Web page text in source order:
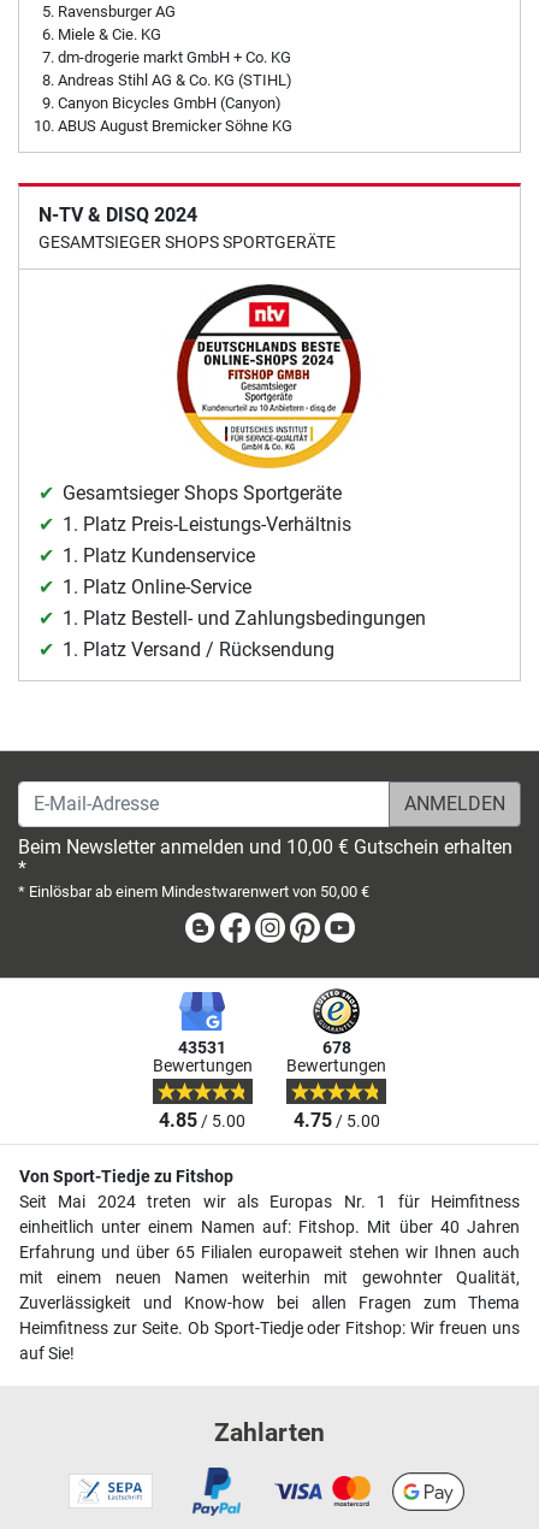
Ravensburger AG
Miele & Cie. KG
dm-drogerie markt GmbH + Co. KG
Andreas Stihl AG & Co. KG (STIHL)
Canyon Bicycles GmbH (Canyon)
ABUS August Bremicker Söhne KG
N-TV & DISQ 2024
GESAMTSIEGER SHOPS SPORTGERÄTE
Gesamtsieger Shops Sportgeräte
1. Platz Preis-Leistungs-Verhältnis
1. Platz Kundenservice
1. Platz Online-Service
1. Platz Bestell- und Zahlungsbedingungen
1. Platz Versand / Rücksendung
E-Mail-Adresse
Beim Newsletter anmelden und 10,00 € Gutschein erhalten
*
* Einlösbar ab einem Mindestwarenwert von 50,00 €
BlogFacebook
Instagram
Pinterest
43531
Bewertungen
4.85/ 5.00
678
Bewertungen
4.75/ 5.00
Von Sport-Tiedje zu Fitshop
Seit Mai 2024 treten wir als Europas Nr. 1 für Heimfitness
einheitlich unter einem Namen auf: Fitshop. Mit über 40 Jahren
Erfahrung und über 65 Filialen europaweit stehen wir Ihnen auch
mit einem neuen Namen weiterhin mit gewohnter Qualität,
Zuverlässigkeit und Know-how bei allen Fragen zum Thema
Heimfitness zur Seite. Ob Sport-Tiedje oder Fitshop: Wir freuen uns
auf Sie!
Zahlarten